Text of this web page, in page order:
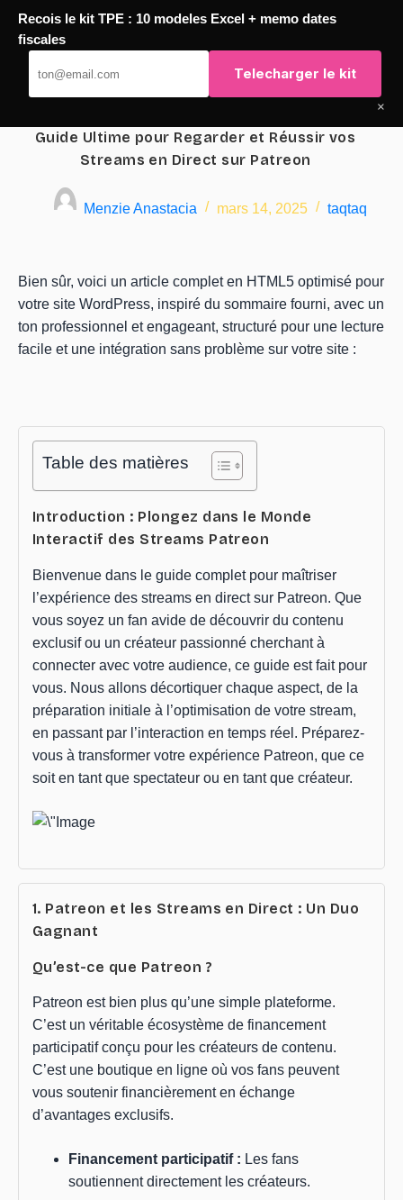
Passer
au
contenu
TaqTaq
Guide Ultime pour Regarder et Réussir vos
Streams en Direct sur Patreon
Menzie Anastacia mars 14, 2025 taqtaq
Bien sûr, voici un article complet en HTML5 optimisé pour
votre site WordPress, inspiré du sommaire fourni, avec un
ton professionnel et engageant, structuré pour une lecture
facile et une intégration sans problème sur votre site :
Table des matières
Introduction : Plongez dans le Monde
Interactif des Streams Patreon
Bienvenue dans le guide complet pour maîtriser
l’expérience des streams en direct sur Patreon. Que
vous soyez un fan avide de découvrir du contenu
exclusif ou un créateur passionné cherchant à
connecter avec votre audience, ce guide est fait pour
vous. Nous allons décortiquer chaque aspect, de la
préparation initiale à l’optimisation de votre stream,
en passant par l’interaction en temps réel. Préparez-
vous à transformer votre expérience Patreon, que ce
soit en tant que spectateur ou en tant que créateur.
1. Patreon et les Streams en Direct : Un Duo
Gagnant
Qu’est-ce que Patreon ?
Patreon est bien plus qu’une simple plateforme.
C’est un véritable écosystème de financement
participatif conçu pour les créateurs de contenu.
C’est une boutique en ligne où vos fans peuvent
vous soutenir financièrement en échange
d’avantages exclusifs.
Financement participatif : Les fans
soutiennent directement les créateurs.
Recois le kit TPE : 10 modeles Excel + memo dates
fiscales
Telecharger le kit
×